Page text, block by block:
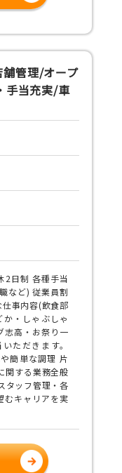
管理/オープ
手当充実/車
2日制 各種手当
など) 従業員割
事内容(飲食部
・しゃぶしゃ
志高・お祭り一
ただきます。
簡単な調理 片
関する業務全般
タッフ管理・各
むキャリアを実